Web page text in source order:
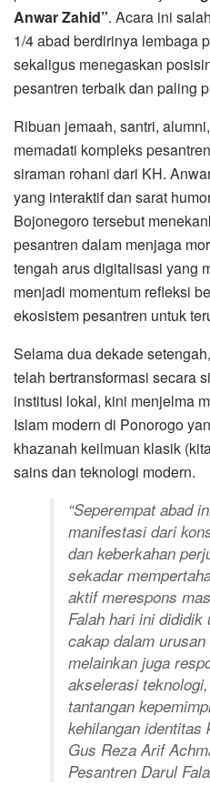
Anwar Zahid”. Acara ini
1/4 abad berdirinya lembaga
sekaligus menegaskan
pesantren terbaik dan paling
Ribuan jemaah, santri,
memadati kompleks
siraman rohani dari KH.
yang interaktif dan sarat
Bojonegoro tersebut
pesantren dalam menjaga
tengah arus digitalisasi yang
menjadi momentum refleksi
ekosistem pesantren untuk
Selama dua dekade
telah bertransformasi secara
institusi lokal, kini menjelma
Islam modern di Ponorogo
khazanah keilmuan klasik
sains dan teknologi modern.
“Seperempat abad
manifestasi dari
dan keberkahan
sekadar
aktif merespons
Falah hari ini dididik
cakap dalam
melainkan juga
akselerasi
tantangan
kehilangan identitas
Gus Reza Arif
Pesantren Darul